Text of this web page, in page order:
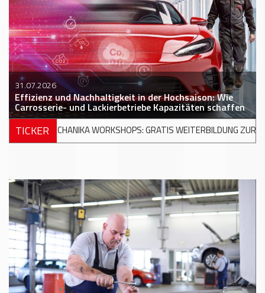
31.07.2026
Effizienz und Nachhaltigkeit in der Hochsaison: Wie
Carrosserie- und Lackierbetriebe Kapazitäten schaffen
TICKERGRATIS WEITERBILDUNG ZUR MODERNEN